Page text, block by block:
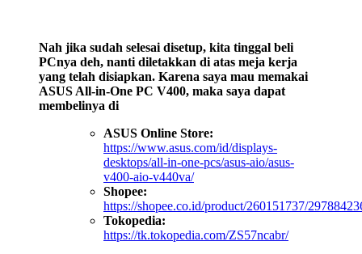
Nah jika sudah selesai disetup, kita tinggal beli
PCnya deh, nanti diletakkan di atas meja kerja
yang telah disiapkan. Karena saya mau memakai
ASUS All-in-One PC V400, maka saya dapat
membelinya di
ASUS Online Store:
https://www.asus.com/id/displays-
desktops/all-in-one-pcs/asus-aio/asus-
v400-aio-v440va/
Shopee:
https://shopee.co.id/product/260151737/
Tokopedia:
https://tk.tokopedia.com/ZS57ncabr/